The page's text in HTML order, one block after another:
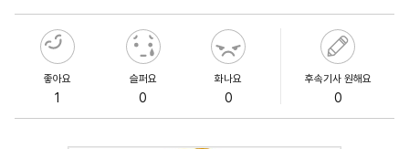
좋아요
1
슬퍼요
0
화나요
0
후속기사 원해요
0